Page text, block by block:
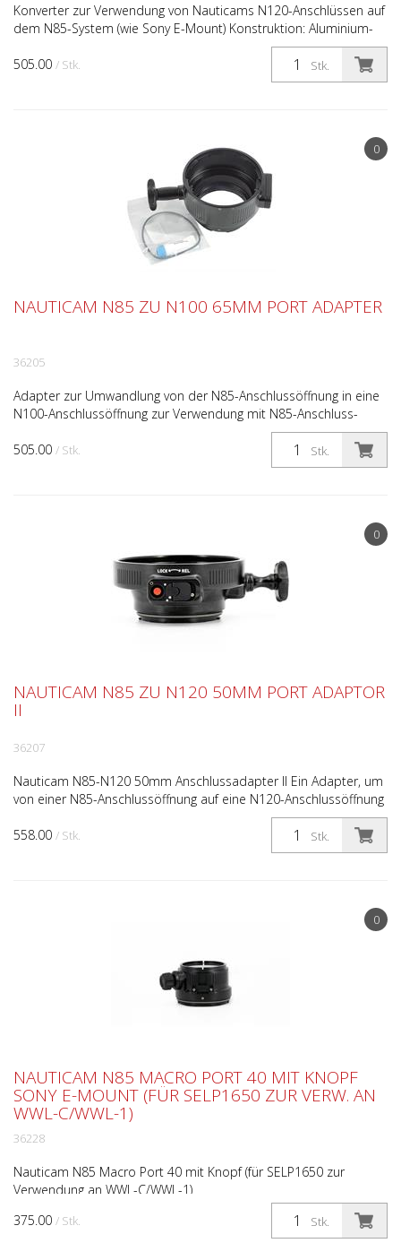
505.00 / Stk. Stk.
Konverter zur Verwendung von Nauticams N120-Anschlüssen auf
dem N85-System (wie Sony E-Mount) Konstruktion: Aluminium-
Legierung Beschichtung: Hart eloxiert Maximale Tiefe...
0
505.00 / Stk. Stk.
NAUTICAM N85 ZU N100 65MM PORT ADAPTER
36205
Adapter zur Umwandlung von der N85-Anschlussöffnung in eine
N100-Anschlussöffnung zur Verwendung mit N85-Anschluss-
Systemgehäusen. Die Verlängerung verfügt außerdem über ...
0
558.00 / Stk. Stk.
NAUTICAM N85 ZU N120 50MM PORT ADAPTOR
II
36207
Nauticam N85-N120 50mm Anschlussadapter II Ein Adapter, um
von einer N85-Anschlussöffnung auf eine N120-Anschlussöffnung
umzubauen. Die Verlängerung verfügt außerdem über...
0
375.00 / Stk. Stk.
NAUTICAM N85 MACRO PORT 40 MIT KNOPF
SONY E-MOUNT (FÜR SELP1650 ZUR VERW. AN
WWL-C/WWL-1)
36228
Nauticam N85 Macro Port 40 mit Knopf (für SELP1650 zur
Verwendung an WWL-C/WWL-1)